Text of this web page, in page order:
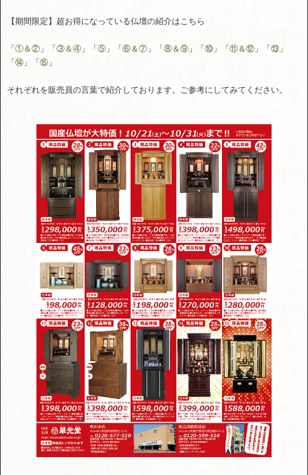
【期間限定】超お得になっている仏壇の紹介はこちら
「 ①＆② 」「 ③＆④ 」「 ⑤ 」「 ⑥＆⑦ 」「 ⑧＆⑨ 」「 ⑩ 」「 ⑪＆⑫ 」「 ⑬ 」
「 ⑭ 」「 ⑮ 」
それぞれを販売員の言葉で紹介しております。ご参考にしてみてください。